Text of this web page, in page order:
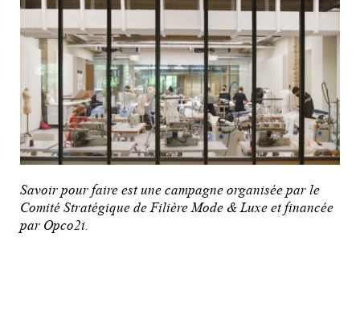
Savoir pour faire est une campagne organisée par le
Comité Stratégique de Filière Mode & Luxe et financée
par Opco2i.